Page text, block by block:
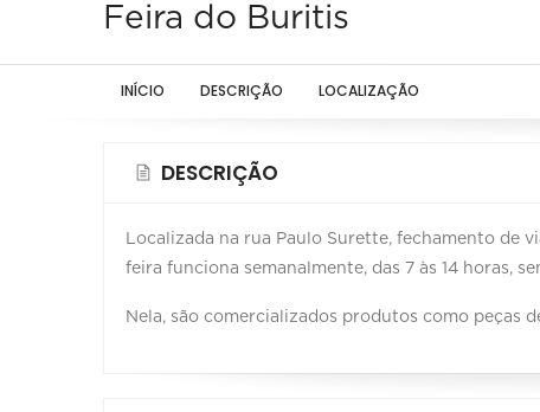
Feira do Buritis
INÍCIO DESCRIÇÃO LOCALIZAÇÃO
DESCRIÇÃO
Localizada na rua Paulo Surette, fechamento de
feira funciona semanalmente, das 7 às 14 horas,
Nela, são comercializados produtos como peças